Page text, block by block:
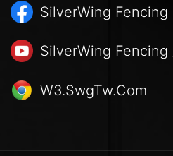
SilverWing Fencing
SilverWing Fencing
W3.SwgTw.Com